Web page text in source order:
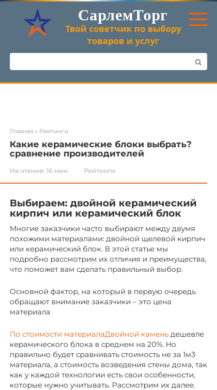
Перейти
контенту
СарлемТорг
Твой советчик по выбору
товаров и услуг
Поиск:
Главная » Рейтинги
Какие керамические блоки выбрать?
сравнение производителей
На чтение: 16 мин Рейтинги
Выбираем: двойной керамический
кирпич или керамический блок
Многие заказчики часто выбирают между двумя
похожими материалами: двойной щелевой кирпич
или керамический блок. В этой статье мы
подробно рассмотрим их отличия и преимущества,
что поможет вам сделать правильный выбор.
Основной фактор, на который в первую очередь
обращают внимание заказчики – это цена
материала
По стоимости материалаДвойной камень дешевле
керамического блока в среднем на 20%. Но
правильно будет сравнивать стоимость не за 1м3
материала, а стоимость возведения стены дома, так
как у каждой технологии есть свои особенности,
которые нужно учитывать. Рассмотрим их далее.